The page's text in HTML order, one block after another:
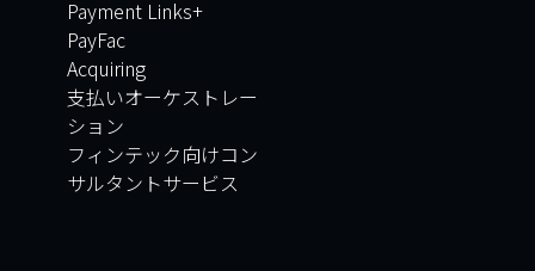
Payment Links+
PayFac
Acquiring
支払いオーケストレー
ション
フィンテック向けコン
サルタントサービス